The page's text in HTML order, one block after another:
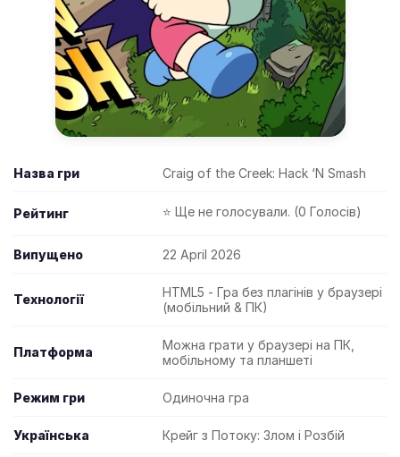
Назва гри Craig of the Creek: Hack ‘N Smash
Рейтинг ⭐ Ще не голосували. (0 Голосів)
Випущено 22 April 2026
Технології
HTML5 - Гра без плагінів у браузері
(мобільний & ПК)
Платформа
Можна грати у браузері на ПК,
мобільному та планшеті
Режим гри Одиночна гра
Українська Крейг з Потоку: Злом і Розбій